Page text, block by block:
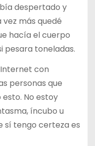
despertado y
más quedé
hacía el cuerpo
pesara toneladas.
con
personas que
No estoy
íncubo u
sí tengo certeza es